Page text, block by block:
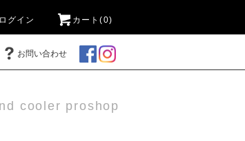
ログイン カート(0)
お問い合わせ
cooler proshop